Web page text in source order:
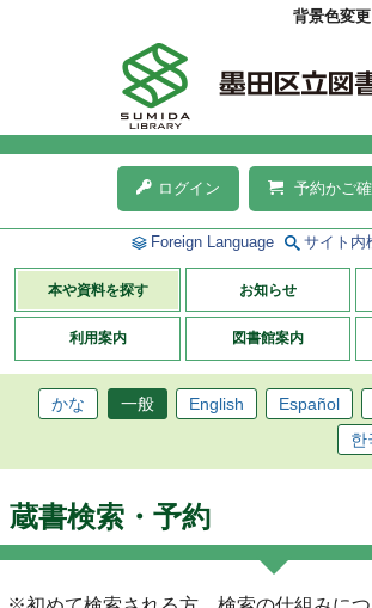
背景色変更
ログイン 予約かご
Foreign Language サイト内
本や資料を探す お知らせ
利用案内 図書館案内
かな 一般 English Español
한
蔵書検索・予約